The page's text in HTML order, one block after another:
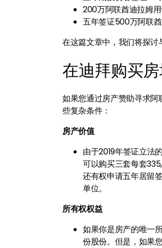
200万阿联酋迪拉姆
五年签证500万阿联酋
在这篇文章中，我们将探讨
在迪拜购买
如果您通过房产赞助寻求
些复杂条件：
房产价值
由于2019年签证立法
可以购买三套每套
还有权申请五年居留
单位。
所有权权益
如果你是房产的唯一
份股份。但是，如果